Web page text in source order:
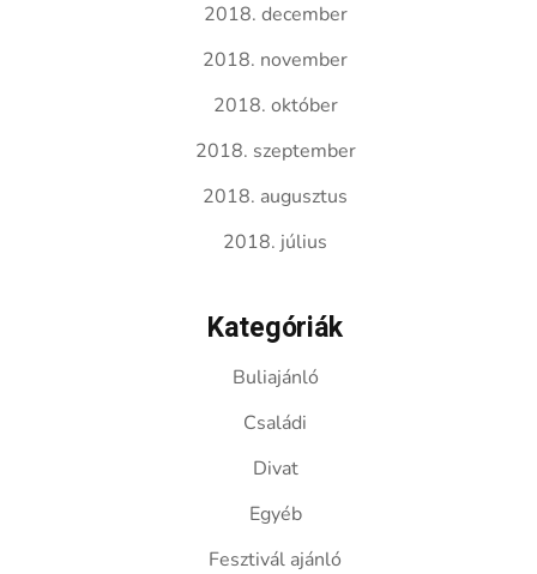
2018. december
2018. november
2018. október
2018. szeptember
2018. augusztus
2018. július
Kategóriák
Buliajánló
Családi
Divat
Egyéb
Fesztivál ajánló